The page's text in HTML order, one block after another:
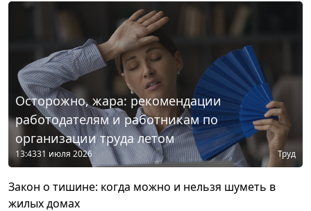
Осторожно, жара: рекомендации
работодателям и работникам по
организации труда летом
13:4331 июля 2026 Труд
Закон о тишине: когда можно и нельзя шуметь в
жилых домах